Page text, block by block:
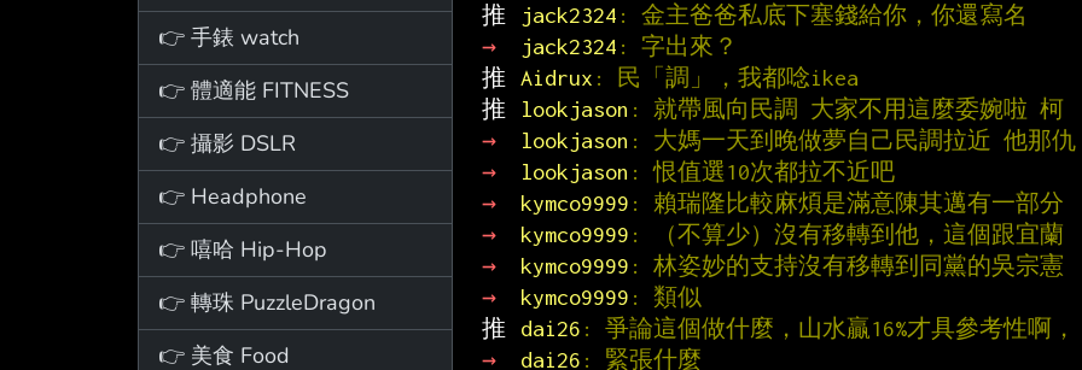
👉 手錶 watch
👉 體適能 FITNESS
👉 攝影 DSLR
👉 Headphone
👉 嘻哈 Hip-Hop
👉 轉珠 PuzzleDragon
👉 美食 Food
推
jack2324 : 金主爸爸私底下塞錢給你，你還寫名
→
jack2324 : 字出來？
推 Aidrux : 民「調」，我都唸ikea
推
lookjason : 就帶風向民調 大家不用這麼委婉啦 柯
→
lookjason : 大媽一天到晚做夢自己民調拉近 他那仇
→
lookjason : 恨值選10次都拉不近吧
→
kymco9999 : 賴瑞隆比較麻煩是滿意陳其邁有一部分
→
kymco9999 : （不算少）沒有移轉到他，這個跟宜蘭
→
kymco9999 : 林姿妙的支持沒有移轉到同黨的吳宗憲
→
kymco9999 : 類似
推
dai26 : 爭論這個做什麼，山水贏16%才具參考性啊，
→
dai26 : 緊張什麼